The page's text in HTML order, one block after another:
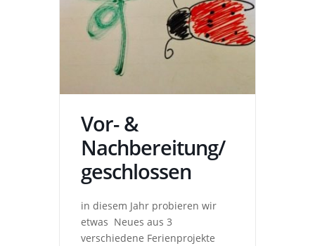
Vor- &
Nachbereitung/
geschlossen
in diesem Jahr probieren wir
etwas Neues aus 3
verschiedene Ferienprojekte